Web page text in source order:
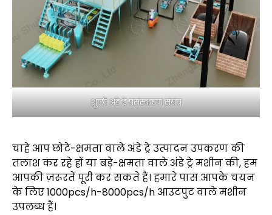
शुली अंडे ट्रे प्रसंस्करण संयंत्र
चाहे आप छोटे-क्षमता वाले अंडे ट्रे उत्पादन उपकरण की
तलाश कर रहे हों या बड़े-क्षमता वाले अंडे ट्रे मशीन की, हम
आपकी ज़रूरतें पूरी कर सकते हैं। हमारे पास आपके चयन
के लिए 1000pcs/h-8000pcs/h आउटपुट वाले मशीन
उपलब्ध हैं।